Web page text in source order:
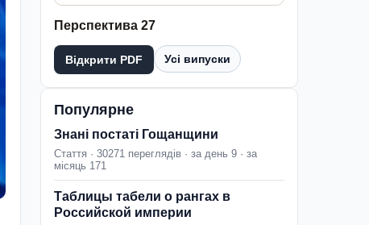
Перспектива 27
Відкрити PDF Усі випуски
Популярне
Знані постаті Гощанщини
Стаття · 30271 переглядів · за день 9 · за
місяць 171
Таблицы табели о рангах в
Российской империи